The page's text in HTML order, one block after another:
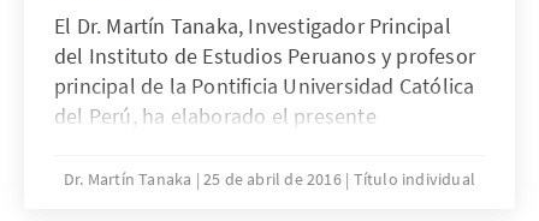
El Dr. Martín Tanaka, Investigador Principal
del Instituto de Estudios Peruanos y profesor
principal de la Pontificia Universidad Católica
del Perú, ha elaborado el presente
Conferencia Internacional también titulada
Dr. Martín Tanaka 25 de abril de 2016 Título individual